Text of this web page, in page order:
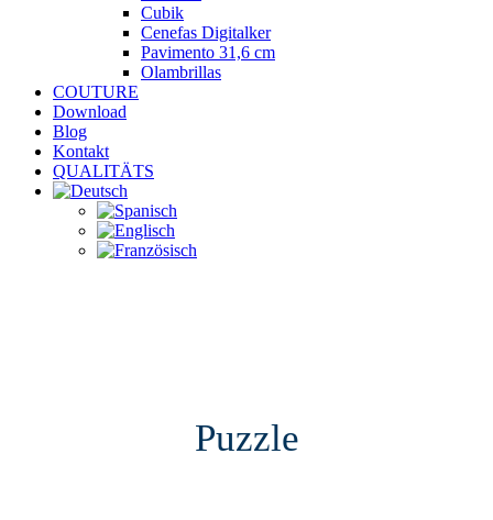
Cubik
Cenefas Digitalker
Pavimento 31,6 cm
Olambrillas
COUTURE
Download
Blog
Kontakt
QUALITÄTS
Puzzle